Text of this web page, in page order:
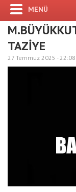
MENÜ
TAZİYE
27 Temmuz 2025 - 22:08